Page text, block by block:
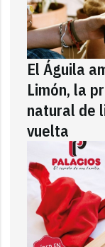
El Águila
Limón, la
natural de
vuelta